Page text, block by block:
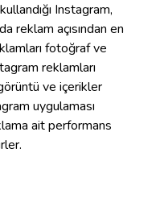
Instagram,
reklam açısından en
fotoğraf ve
reklamları
ve içerikler
uygulaması
ait performans